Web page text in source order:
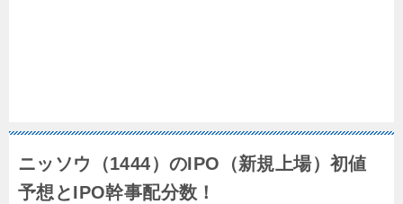
ニッソウ（1444）のIPO（新規上場）初値
予想とIPO幹事配分数！